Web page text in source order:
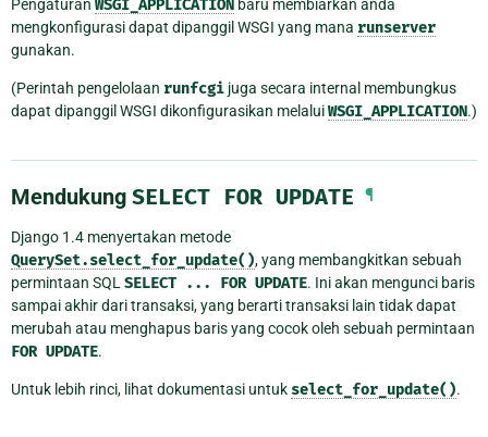
Pengaturan WSGI_APPLICATION baru membiarkan anda
mengkonfigurasi dapat dipanggil WSGI yang mana runserver
gunakan.
(Perintah pengelolaan runfcgi juga secara internal membungkus
dapat dipanggil WSGI dikonfigurasikan melaluiWSGI_APPLICATION.)
Mendukung SELECT FOR UPDATE ¶
Django 1.4 menyertakan metode
QuerySet.select_for_update(), yang membangkitkan sebuah
permintaan SQL SELECT ... FOR UPDATE. Ini akan mengunci baris
sampai akhir dari transaksi, yang berarti transaksi lain tidak dapat
merubah atau menghapus baris yang cocok oleh sebuah permintaan
FOR UPDATE.
Untuk lebih rinci, lihat dokumentasi untuk select_for_update().